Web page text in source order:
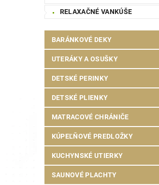
RELAXAČNÉ VANKÚŠE
BARÁNKOVÉ DEKY
UTERÁKY A OSUŠKY
DETSKÉ PERINKY
DETSKÉ PLIENKY
MATRACOVÉ CHRÁNIČE
KÚPEĽŇOVÉ PREDLOŽKY
KUCHYNSKÉ UTIERKY
SAUNOVÉ PLACHTY